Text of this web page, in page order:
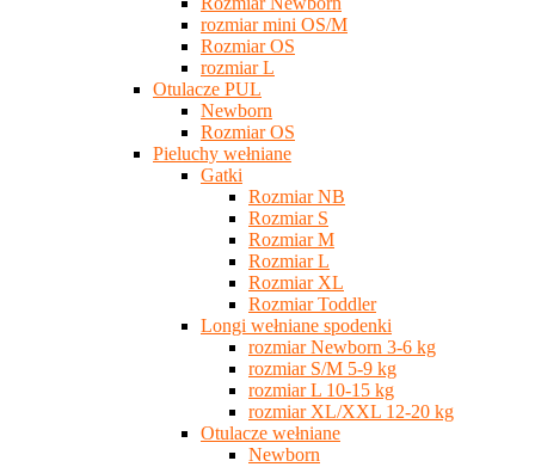
rozmiar mini OS/M
Rozmiar OS
rozmiar L
Otulacze PUL
Newborn
Rozmiar OS
Pieluchy wełniane
Gatki
Rozmiar NB
Rozmiar S
Rozmiar M
Rozmiar L
Rozmiar XL
Rozmiar Toddler
Longi wełniane spodenki
rozmiar Newborn 3-6 kg
rozmiar S/M 5-9 kg
rozmiar L 10-15 kg
rozmiar XL/XXL 12-20 kg
Otulacze wełniane
Newborn